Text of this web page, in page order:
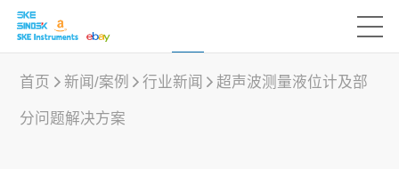
首页 新闻/案例 行业新闻 超声波测量液位计及部
分问题解决方案